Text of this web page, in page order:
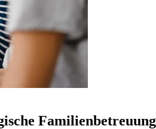
Familienbetreuung